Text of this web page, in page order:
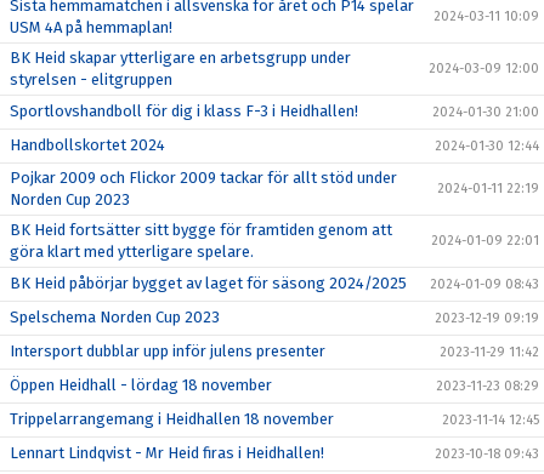
Sista hemmamatchen i allsvenska för året och P14 spelar
USM 4A på hemmaplan!
2024-03-11 10:09
BK Heid skapar ytterligare en arbetsgrupp under
styrelsen - elitgruppen
2024-03-09 12:00
Sportlovshandboll för dig i klass F-3 i Heidhallen! 2024-01-30 21:00
Handbollskortet 2024 2024-01-30 12:44
Pojkar 2009 och Flickor 2009 tackar för allt stöd under
Norden Cup 2023
2024-01-11 22:19
BK Heid fortsätter sitt bygge för framtiden genom att
göra klart med ytterligare spelare.
2024-01-09 22:01
BK Heid påbörjar bygget av laget för säsong 2024/2025 2024-01-09 08:43
Spelschema Norden Cup 2023 2023-12-19 09:19
Intersport dubblar upp inför julens presenter 2023-11-29 11:42
Öppen Heidhall - lördag 18 november 2023-11-23 08:29
Trippelarrangemang i Heidhallen 18 november 2023-11-14 12:45
Lennart Lindqvist - Mr Heid firas i Heidhallen! 2023-10-18 09:43